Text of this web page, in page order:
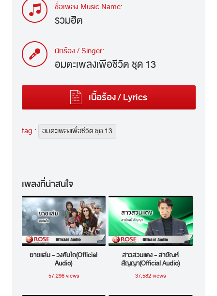
ชื่อเพลง Music Name:
รวมฮิต
นักร้อง / Singer:
อมตะเพลงเพื่อชีวิต ชุด 13
เนื้อร้อง / Lyrics
tag : อมตะเพลงเพื่อชีวิต ชุด 13
เพลงที่น่าสนใจ
ยายแล่ม - วงคันไถ(Official
Audio)
57,296 views
สาวสวนแตง - สายัณห์
สัญญา(Official Audio)
37,582 views